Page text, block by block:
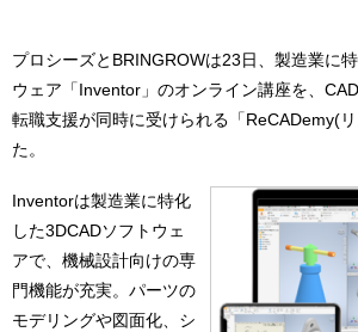
プロシーズとBRINGROWは23日、製造業に
ウェア「Inventor」のオンライン講座を、
転職支援が同時に受けられる「ReCADemy(
た。
Inventorは製造業に特化
した3DCADソフトウェ
アで、機械設計向けの専
門機能が充実。パーツの
モデリングや図面化、シ